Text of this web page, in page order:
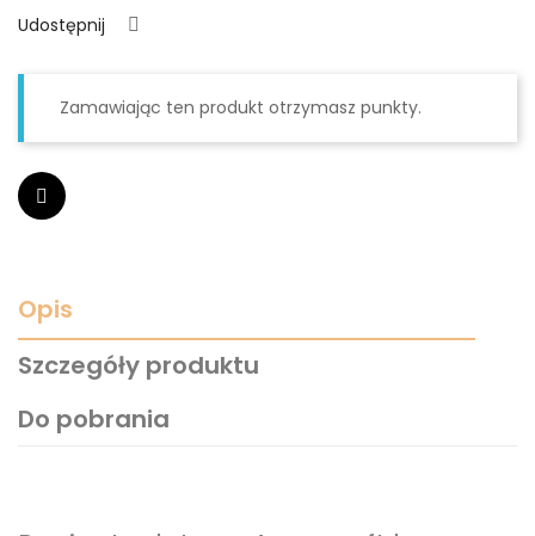
Udostępnij
Zamawiając ten produkt otrzymasz punkty.
Opis
Szczegóły produktu
Do pobrania